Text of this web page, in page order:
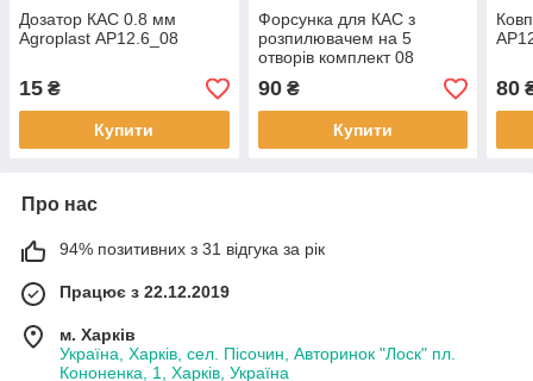
Дозатор КАС 0.8 мм
Agroplast AP12.6_08
15 ₴
Купити
Форсунка для КАС з
розпилювачем на 5
отворів комплект 08
Agroplast
90₴
Купити
80
Про нас
94% позитивних з 31 відгука за рік
Працює з 22.12.2019
м. Харків
Україна, Харків, сел. Пісочин, Авторинок "Лоск" пл.
Кононенка, 1, Харків, Україна